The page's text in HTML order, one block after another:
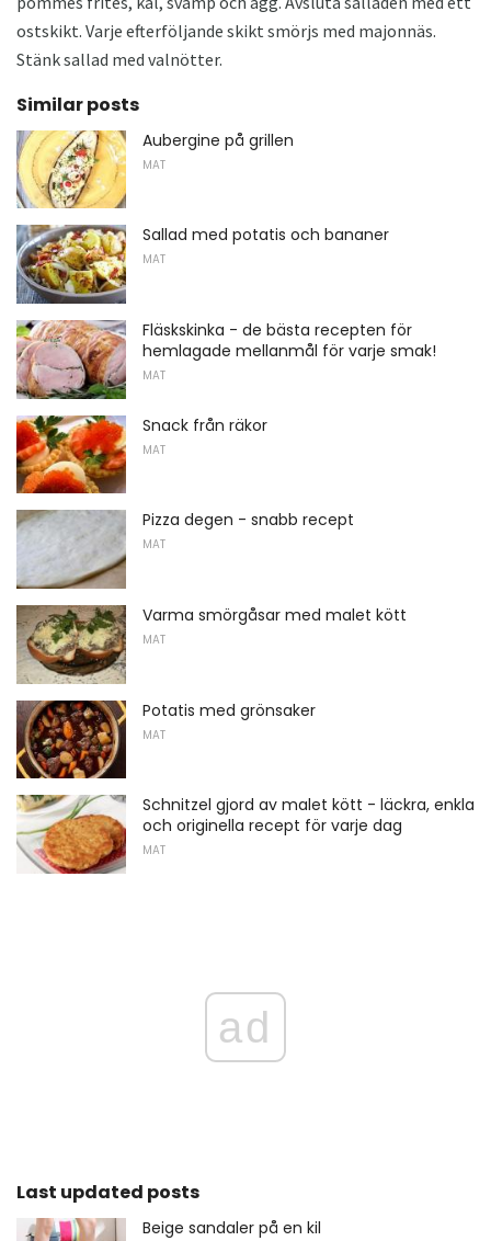
ostskikt. Varje efterföljande skikt smörjs med majonnäs.
Stänk sallad med valnötter.
Similar posts
Aubergine på grillen
MAT
Sallad med potatis och bananer
MAT
Fläskskinka - de bästa recepten för
hemlagade mellanmål för varje smak!
MAT
Snack från räkor
MAT
Pizza degen - snabb recept
MAT
Varma smörgåsar med malet kött
MAT
Potatis med grönsaker
MAT
Schnitzel gjord av malet kött - läckra, enkla
och originella recept för varje dag
MAT
ad
Last updated posts
Beige sandaler på en kil